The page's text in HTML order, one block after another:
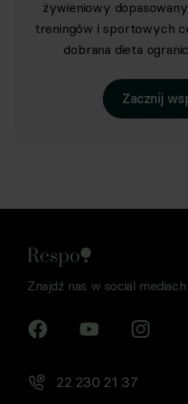
żywieniowy
treningów i sportowych
dobrana dieta
Zacznij
Znajdź nas w social mediach
22 230 21 37